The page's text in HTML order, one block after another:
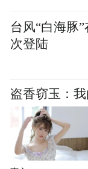
武汉市委常
清参加当天
行不仅是文
台风“白海豚
次登陆
盗香窃玉：